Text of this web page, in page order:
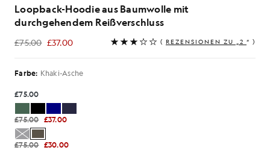
Loopback-Hoodie aus Baumwolle mit
durchgehendem Reißverschluss
£75.00 £37.00
£37.00 ( REZENSIONEN ZU „2 “ )
Farbe: Khaki-Asche
£75.00
£75.00 £37.00
£75.00 £30.00